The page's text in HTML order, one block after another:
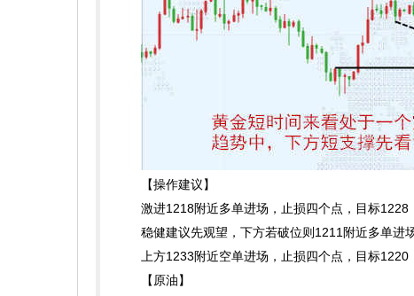
【操作建议】
激进1218附近多单进场，止损四个点，目标1228
稳健建议先观望，下方若破位则1211附近多单进
上方1233附近空单进场，止损四个点，目标1220
【原油】